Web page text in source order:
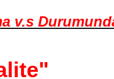
v.s